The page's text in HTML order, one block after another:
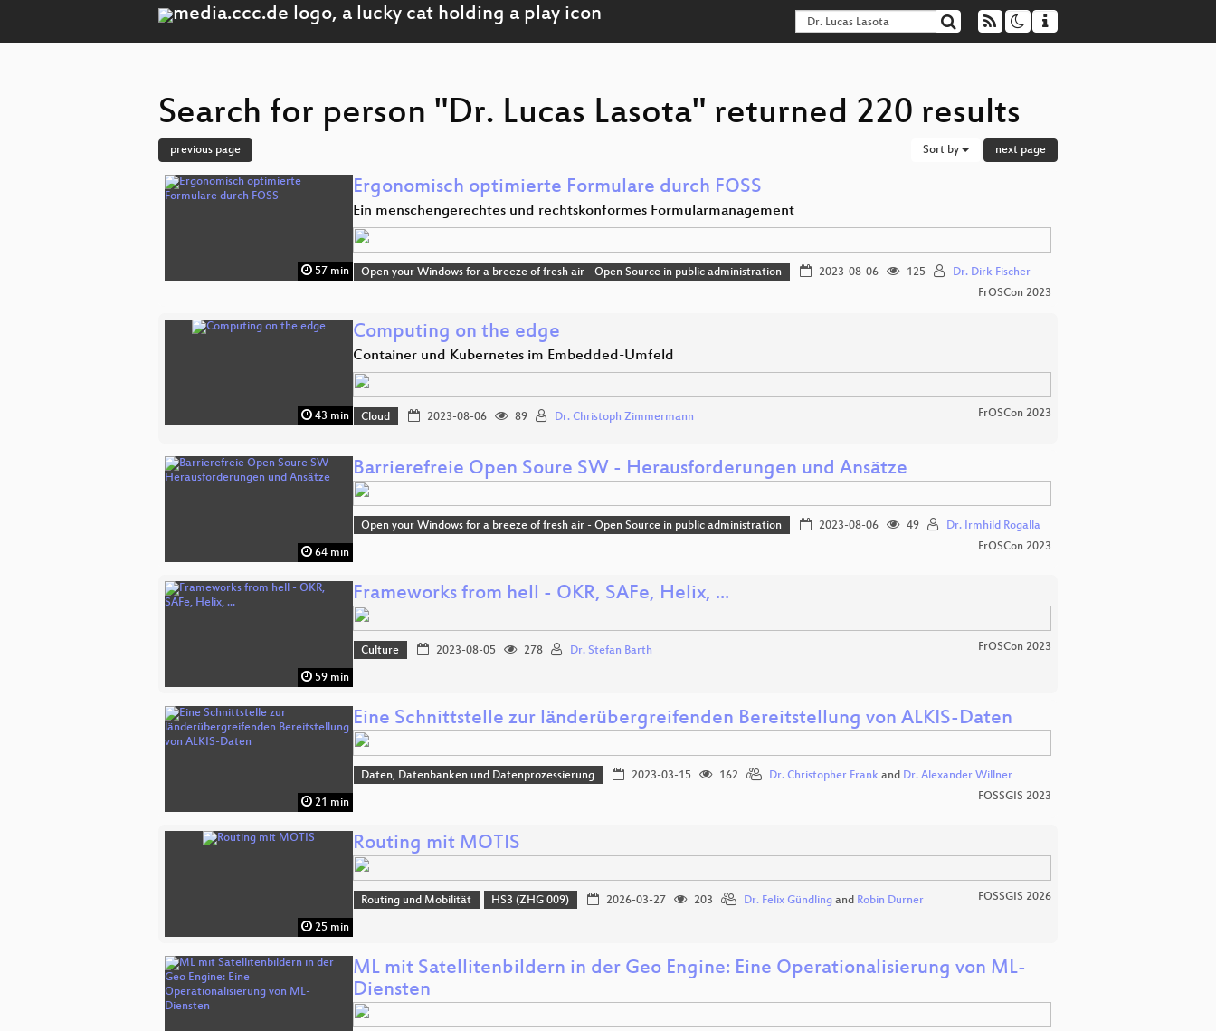
Search for person "Dr. Lucas Lasota" returned 220 results
previous page Sort by next page
57 min
Ergonomisch optimierte Formulare durch FOSS
Ein menschengerechtes und rechtskonformes Formularmanagement
Open your Windows for a breeze of fresh air - Open Source in public administration 2023-08-06 125
Dr. Dirk Fischer
FrOSCon 2023
43 min
Computing on the edge
Container und Kubernetes im Embedded-Umfeld
Cloud 2023-08-06 89 Dr. Christoph Zimmermann FrOSCon 2023
64 min
Barrierefreie Open Soure SW - Herausforderungen und Ansätze
Open your Windows for a breeze of fresh air - Open Source in public administration 2023-08-06 49
Dr. Irmhild Rogalla
FrOSCon 2023
59 min
Frameworks from hell - OKR, SAFe, Helix, ...
Culture 2023-08-05 278 Dr. Stefan Barth FrOSCon 2023
21 min
Eine Schnittstelle zur länderübergreifenden Bereitstellung von ALKIS-Daten
Daten, Datenbanken und Datenprozessierung 2023-03-15 162 Dr. Christopher Frankand Dr. Alexander Willner
FOSSGIS 2023
25 min
Routing mit MOTIS
Routing und Mobilität HS3 (ZHG 009) 2026-03-27 203 Dr. Felix Gündlingand Robin Durner FOSSGIS 2026
ML mit Satellitenbildern in der Geo Engine: Eine Operationalisierung von ML-
Diensten